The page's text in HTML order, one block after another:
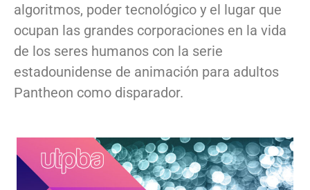
algoritmos, poder tecnológico y el lugar que
ocupan las grandes corporaciones en la vida
de los seres humanos con la serie
estadounidense de animación para adultos
Pantheon como disparador.